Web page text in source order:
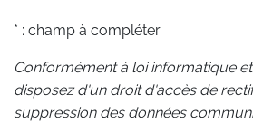
* : champ à compléter
Conformément à loi informatique
disposez d'un droit d'accès de
suppression des données